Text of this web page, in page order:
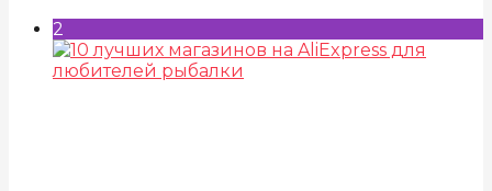
2